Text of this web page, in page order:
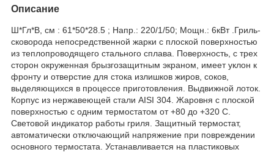
Описание
Ш*Гл*В, см : 61*50*28.5 ; Напр.: 220/1/50; Мощн.: 6кВт .Гриль-
сковорода непосредственной жарки с плоской поверхностью
из теплопроводящего стального сплава. Поверхность, с трех
сторон окруженная брызгозащитным экраном, имеет уклон к
фронту и отверстие для стока излишков жиров, соков,
выделяющихся в процессе приготовления. Выдвижной лоток.
Корпус из нержавеющей стали AISI 304. Жаровня с плоской
поверхностью с одним термостатом от +80 до +320 С.
Световой индикатор работы гриля. Защитный термостат,
автоматически отключающий напряжение при повреждении
основного термостата. Устанавливается на пластиковых